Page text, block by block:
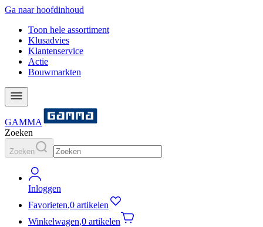
Ga naar hoofdinhoud
Toon hele assortiment
Klusadvies
Klantenservice
Actie
Bouwmarkten
GAMMA
Zoeken
Zoeken
Inloggen
Favorieten,0 artikelen
Winkelwagen,0 artikelen